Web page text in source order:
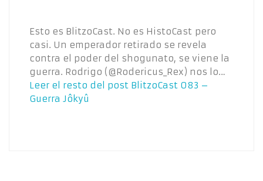
Esto es BlitzoCast. No es HistoCast pero
casi. Un emperador retirado se revela
contra el poder del shogunato, se viene la
guerra. Rodrigo (@Rodericus_Rex) nos lo…
Leer el resto del post BlitzoCast 083 –
Guerra Jôkyû